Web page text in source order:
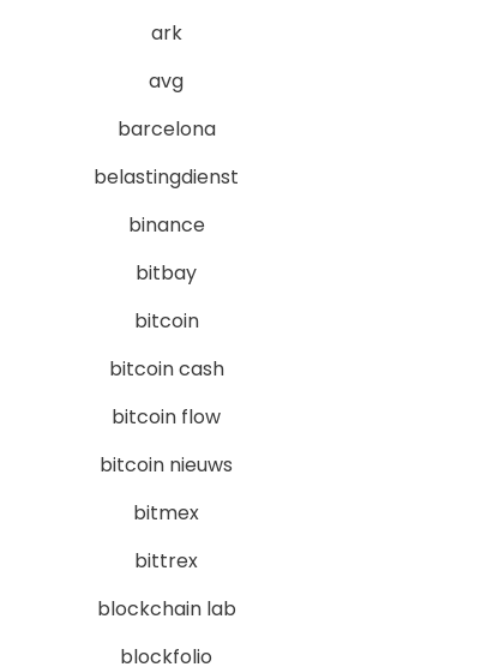
ark
avg
barcelona
belastingdienst
binance
bitbay
bitcoin
bitcoin cash
bitcoin flow
bitcoin nieuws
bitmex
bittrex
blockchain lab
blockfolio